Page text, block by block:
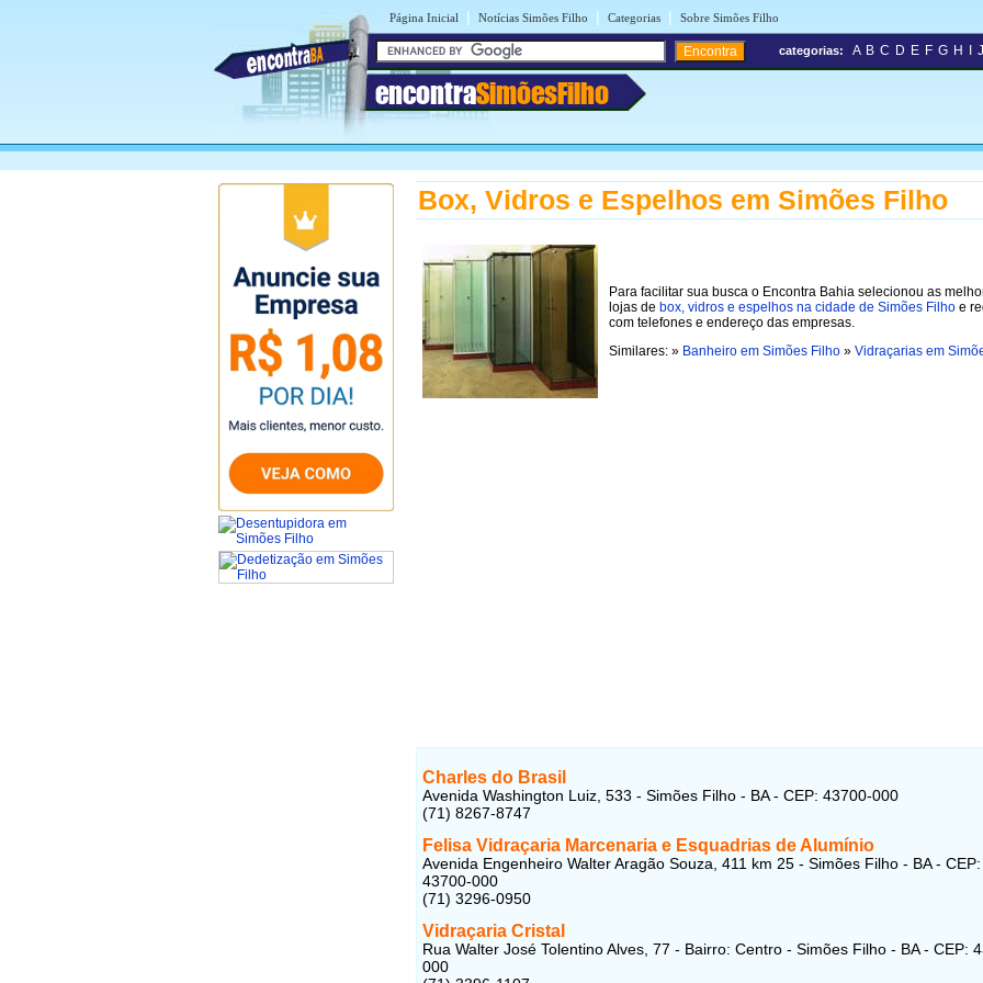
Página Inicial | Notícias Simões Filho | Categorias | Sobre Simões Filho
encontraSimõesFilho
categorias: A B C D E F G H J
Box, Vidros e Espelhos em Simões Filho
Para facilitar sua busca o Encontra Bahia selecionou as
lojas de box, vidros e espelhos na cidade de Simões Filho e
com telefones e endereço das empresas.
Similares: » Banheiro em Simões Filho » Vidraçarias em
Charles do Brasil
Avenida Washington Luiz, 533 - Simões Filho - BA - CEP: 43700-000
(71) 8267-8747
Felisa Vidraçaria Marcenaria e Esquadrias de Alumínio
Avenida Engenheiro Walter Aragão Souza, 411 km 25 - Simões Filho - BA - CEP:
43700-000
(71) 3296-0950
Vidraçaria Cristal
Rua Walter José Tolentino Alves, 77 - Bairro: Centro - Simões Filho - BA - CEP:
000